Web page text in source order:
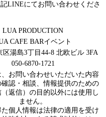
LINEにてお問い合わせくださ
LUA PRODUCTION
CAFE BARイベント
区湯島3丁目44-8 北欧ビル 3FA
050-6870-1721
お問い合わせいただいた内容
認・相談、情報提供のための
（返信）の目的以外には使用し
ません。
た個人情報は法律の適用を受け